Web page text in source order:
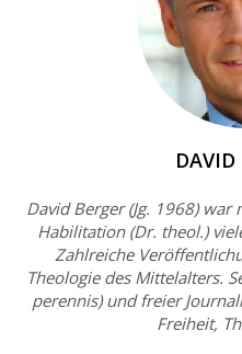
DAVID
David Berger (Jg. 1968)
Habilitation (Dr. theol.)
Zahlreiche
Theologie des Mittelalters.
perennis) und freier
Freiheit,